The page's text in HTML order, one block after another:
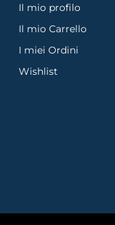
Il mio profilo
Il mio Carrello
I miei Ordini
Wishlist